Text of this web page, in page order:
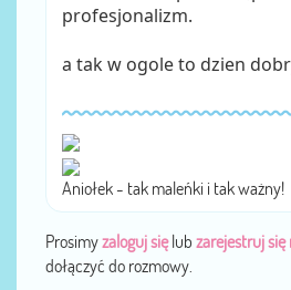
profesjonalizm.
a tak w ogole to dzien
Aniołek - tak maleńki i tak ważny!
Prosimyzaloguj sięlub zarejestruj
dołączyć do rozmowy.